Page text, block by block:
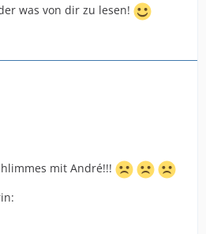
was von dir zu lesen!
mit André!!!